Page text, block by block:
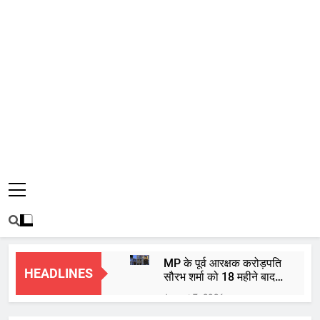
HEADLINES
MP के पूर्व आरक्षक करोड़पति
सौरभ शर्मा को 18 महीने बाद
हाईकोर्ट से मिली जमानत
August 7, 2026